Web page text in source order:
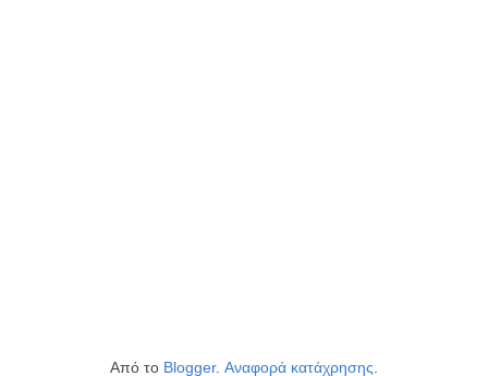
Από το Blogger. Αναφορά κατάχρησης